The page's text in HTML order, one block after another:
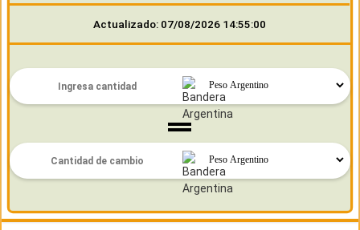
Actualizado: 07/08/2026 14:55:00